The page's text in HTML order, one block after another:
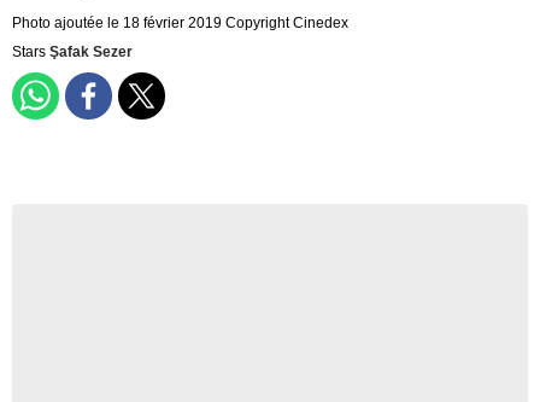
Photo ajoutée le 18 février 2019 Copyright Cinedex
Stars Şafak Sezer